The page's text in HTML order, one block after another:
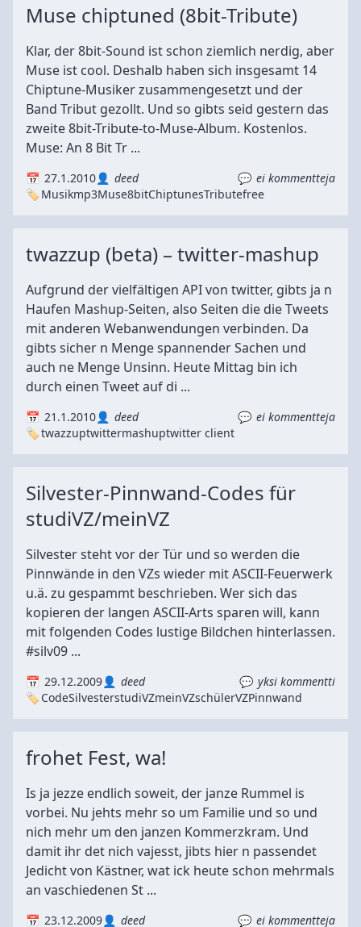
Muse chiptuned (8bit-Tribute)
Klar, der 8bit-Sound ist schon ziemlich nerdig, aber
Muse ist cool. Deshalb haben sich insgesamt 14
Chiptune-Musiker zusammengesetzt und der
Band Tribut gezollt. Und so gibts seid gestern das
zweite 8bit-Tribute-to-Muse-Album. Kostenlos.
Muse: An 8 Bit Tr ...
27.1.2010 deed
ei kommentteja
Musikmp3Muse8bitChiptunesTributefree
twazzup (beta) – twitter-mashup
Aufgrund der vielfältigen API von twitter, gibts ja n
Haufen Mashup-Seiten, also Seiten die die Tweets
mit anderen Webanwendungen verbinden. Da
gibts sicher n Menge spannender Sachen und
auch ne Menge Unsinn. Heute Mittag bin ich
durch einen Tweet auf di ...
21.1.2010 deed
ei kommentteja
twazzuptwittermashuptwitter client
Silvester-Pinnwand-Codes für
studiVZ/meinVZ
Silvester steht vor der Tür und so werden die
Pinnwände in den VZs wieder mit ASCII-Feuerwerk
u.ä. zu gespammt beschrieben. Wer sich das
kopieren der langen ASCII-Arts sparen will, kann
mit folgenden Codes lustige Bildchen hinterlassen.
#silv09 ...
29.12.2009 deed
yksi kommentti
CodeSilvesterstudiVZmeinVZschülerVZPinnwand
frohet Fest, wa!
Is ja jezze endlich soweit, der janze Rummel is
vorbei. Nu jehts mehr so um Familie und so und
nich mehr um den janzen Kommerzkram. Und
damit ihr det nich vajesst, jibts hier n passendet
Jedicht von Kästner, wat ick heute schon mehrmals
an vaschiedenen St ...
23.12.2009 deed ei kommentteja